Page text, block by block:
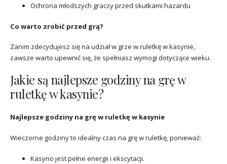
Ochrona młodszych graczy przed skutkami hazardu
Co warto zrobić przed grą?
Zanim zdecydujesz się na udział w grze w ruletkę w kasynie,
zawsze warto upewnić się, że spełniasz wymogi dotyczące wieku.
Jakie są najlepsze godziny na grę w
ruletkę w kasynie?
Najlepsze godziny na grę w ruletkę w kasynie
Wieczorne godziny to idealny czas na grę w ruletkę, ponieważ:
Kasyno jest pełne energii i ekscytacji.